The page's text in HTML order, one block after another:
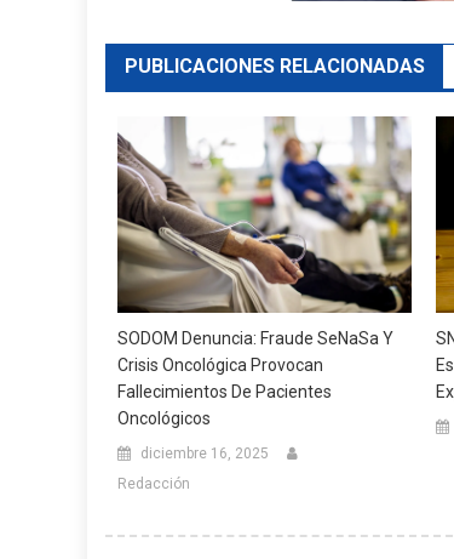
PUBLICACIONES RELACIONADAS
SODOM Denuncia: Fraude SeNaSa Y
Crisis Oncológica Provocan
Fallecimientos De Pacientes
Oncológicos
diciembre 16, 2025
Redacción